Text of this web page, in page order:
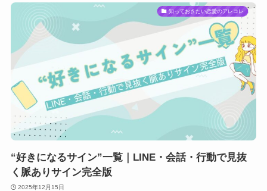
知っておきたい恋愛のアレコレ
“好きになるサイン”一覧｜LINE・会話・行動で見抜
く脈ありサイン完全版
2025年12月15日